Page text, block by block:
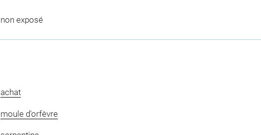
non exposé
achat
moule d'orfèvre